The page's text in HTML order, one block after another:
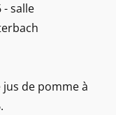
- salle
de pomme à